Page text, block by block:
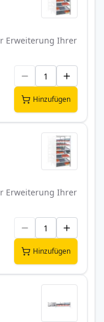
Erweiterung Ihrer
Hinzufügen
Erweiterung Ihrer
Hinzufügen